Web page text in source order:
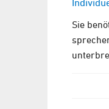
Sie